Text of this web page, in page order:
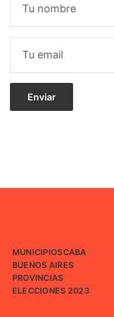
MUNICIPIOSCABA
BUENOS AIRES
PROVINCIAS
ELECCIONES 2023